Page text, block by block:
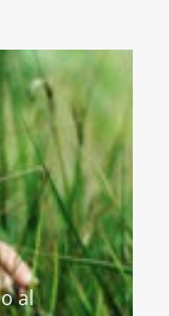
al